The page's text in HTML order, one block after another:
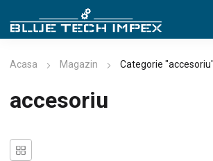
Acasa Magazin Categorie "accesoriu"
accesoriu